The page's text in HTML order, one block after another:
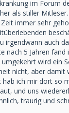
im Forum
als stiller
immer sehr
irgendwann auch
nach 5 Jahren
wird ein
nicht, aber damit
ich mir dort so
und uns
traurig und